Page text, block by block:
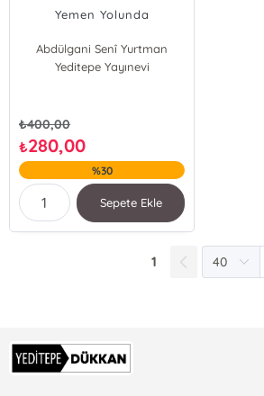
Yemen Yolunda
Abdülgani Senî Yurtman
Yeditepe Yayınevi
₺400,00
₺280,00
%30
Sepete Ekle
1